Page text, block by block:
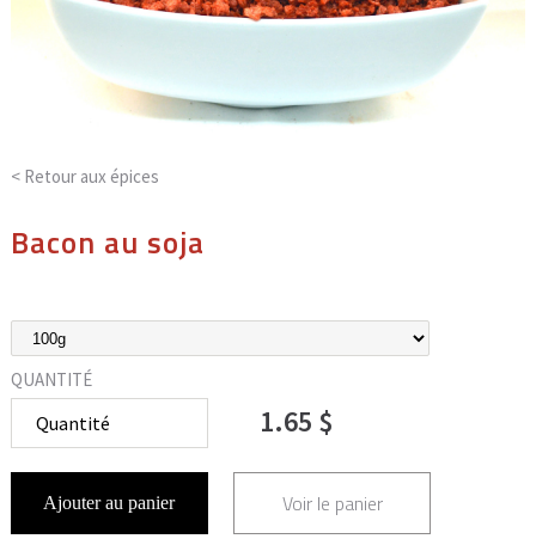
< Retour aux épices
Bacon au soja
QUANTITÉ
1.65 $
Ajouter au panier Voir le panier